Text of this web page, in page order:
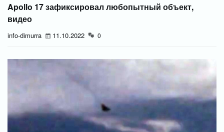
Apollo 17 зафиксировал любопытный объект,
видео
info-dimurra 11.10.2022 0